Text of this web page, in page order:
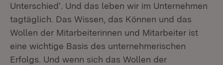
Unterschied‘. Und das leben wir im Unternehmen
tagtäglich. Das Wissen, das Können und das
Wollen der Mitarbeiterinnen und Mitarbeiter ist
eine wichtige Basis des unternehmerischen
Erfolgs. Und wenn sich das Wollen der